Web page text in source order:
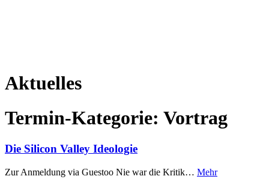
Aktuelles
Termin-Kategorie: Vortrag
Die Silicon Valley Ideologie
Zur Anmeldung via Guestoo Nie war die Kritik… Mehr